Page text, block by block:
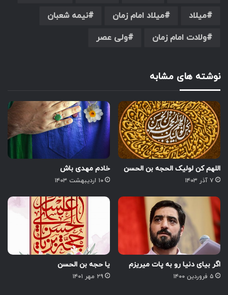
میلاد
میلاد امام زمان
نیمه شعبان
ولادت امام زمان
ولی عصر
نوشته های مشابه
اللهم کن لولیک الحجه بن الحسن
۷ آذر ۱۴۰۳
خادم مهدی باش
۱۰ اردیبهشت ۱۴۰۳
اگر بیای دنیا رو به پات میریزم
۵ فروردین ۱۴۰۰
یا حجه بن الحسن
۲۹ مهر ۱۴۰۱